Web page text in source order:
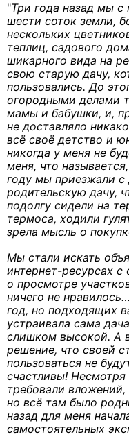
"Три года назад мы
шести соток земли,
нескольких
теплиц, садового
шикарного вида на
свою старую дачу,
пользовались. До
огородными делами
мамы и бабушки, и,
не доставляло
всё своё детство и
никогда у меня не
меня, что
году мы приезжали с
родительскую дачу,
подолгу сидели на
термоса, ходили
зрела мысль о
Мы стали искать
интернет-ресурсах с
о просмотре
ничего не
год, но подходящих
устраивала сама
слишком высокой. А
решение, что своей
пользоваться не
счастливы! Несмотря
требовали
но всё там было
назад для меня
самостоятельных